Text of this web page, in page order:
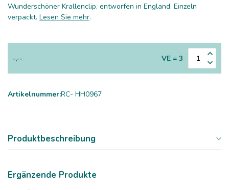
Wunderschöner Krallenclip, entworfen in England. Einzeln
verpackt. Lesen Sie mehr.
-,-- VE = 3
Artikelnummer:RC- HH0967
Produktbeschreibung
Ergänzende Produkte